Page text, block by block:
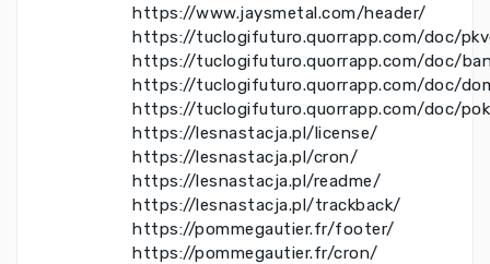
https://www.jaysmetal.com/header/
https://tuclogifuturo.quorrapp.com/doc/
https://tuclogifuturo.quorrapp.com/doc/
https://tuclogifuturo.quorrapp.com/doc/
https://tuclogifuturo.quorrapp.com/doc/
https://lesnastacja.pl/license/
https://lesnastacja.pl/cron/
https://lesnastacja.pl/readme/
https://lesnastacja.pl/trackback/
https://pommegautier.fr/footer/
https://pommegautier.fr/cron/